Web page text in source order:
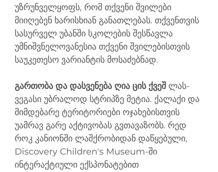
უზრუნველყოფს, რომ თქვენი შვილები
მიიღებენ ხარისხიან განათლებას. თქვენთვის
სასურველ უბანში სკოლების შესწავლა
უმნიშვნელოვანესია თქვენი შვილებისთვის
საუკეთესო ვარიანტის მოსაძებნად.
გართობა და დასვენება ღია ცის ქვეშ ლას-
ვეგასი უბრალოდ სტრიპზე მეტია. ქალაქი და
მიმდებარე ტერიტორიები ოჯახებისთვის
უამრავ გარე აქტივობას გვთავაზობს. რედ
როკ კანიონში ლაშქრობიდან დაწყებული,
Discovery Children's Museum-ში
ინტერაქტიული ექსპონატებით